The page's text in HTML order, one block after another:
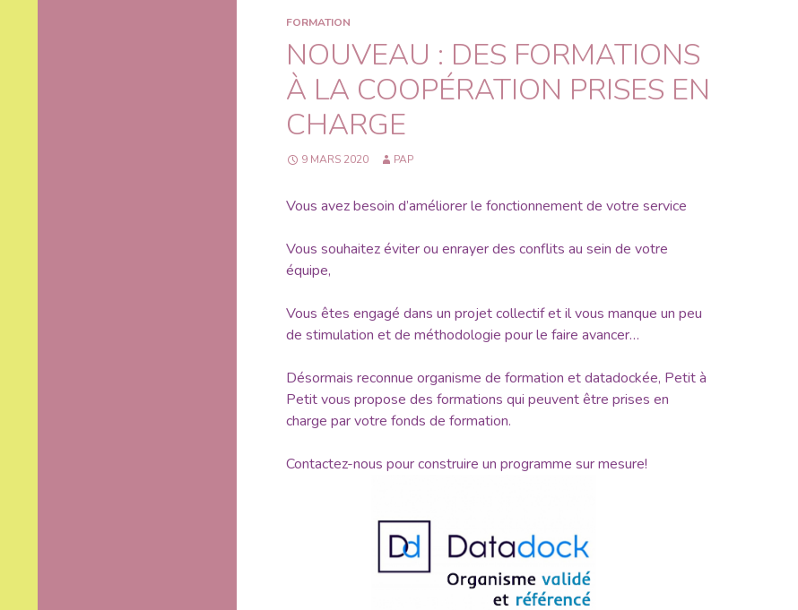
FORMATION
NOUVEAU : DES FORMATIONS
À LA COOPÉRATION PRISES EN
CHARGE
9 MARS 2020 PAP
Vous avez besoin d’améliorer le fonctionnement de votre service
Vous souhaitez éviter ou enrayer des conflits au sein de votre
équipe,
Vous êtes engagé dans un projet collectif et il vous manque un peu
de stimulation et de méthodologie pour le faire avancer…
Désormais reconnue organisme de formation et datadockée, Petit à
Petit vous propose des formations qui peuvent être prises en
charge par votre fonds de formation.
Contactez-nous pour construire un programme sur mesure!